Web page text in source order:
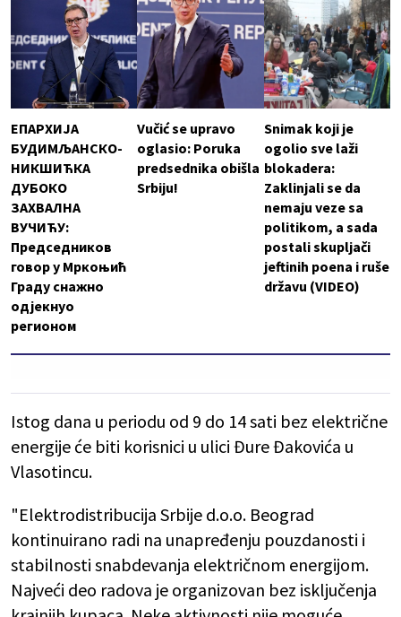
ЕПАРХИЈА
БУДИМЉАНСКО-
НИКШИЋКА
ДУБОКО
ЗАХВАЛНА
ВУЧИЋУ:
Председников
говор у Мркоњић
Граду снажно
одјекнуо
регионом
Vučić se upravo
oglasio: Poruka
predsednika obišla
Srbiju!
Snimak koji je
ogolio sve laži
blokadera:
Zaklinjali se da
nemaju veze sa
politikom, a sada
postali skupljači
jeftinih poena i ruše
državu (VIDEO)
Istog dana u periodu od 9 do 14 sati bez električne
energije će biti korisnici u ulici Đure Đakovića u
Vlasotincu.
"Elektrodistribucija Srbije d.o.o. Beograd
kontinuirano radi na unapređenju pouzdanosti i
stabilnosti snabdevanja električnom energijom.
Najveći deo radova je organizovan bez isključenja